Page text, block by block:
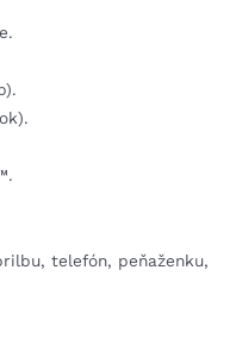
telefón, peňaženku,